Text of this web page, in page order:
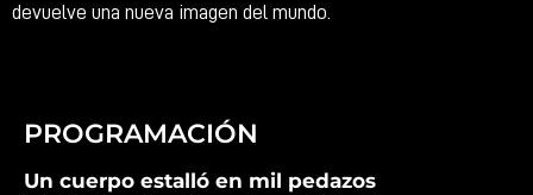
devuelve una nueva imagen del mundo.
PROGRAMACIÓN
Un cuerpo estalló en mil pedazos